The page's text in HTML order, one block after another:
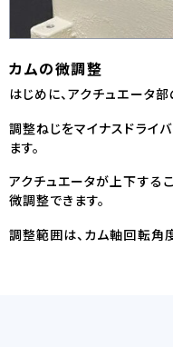
カムの微調整
はじめに、アクチュエータ
調整ねじをマイナスドライ
ます。
アクチュエータが上下する
微調整できます。
調整範囲は、カム軸回転角